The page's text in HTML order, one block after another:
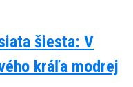
šiesta: V
kráľa modrej